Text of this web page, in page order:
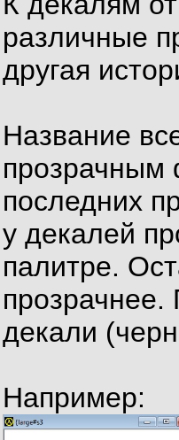
различные
другая
Название
прозрачным
последних
у декалей
палитре.
прозрачнее.
декали
Например: